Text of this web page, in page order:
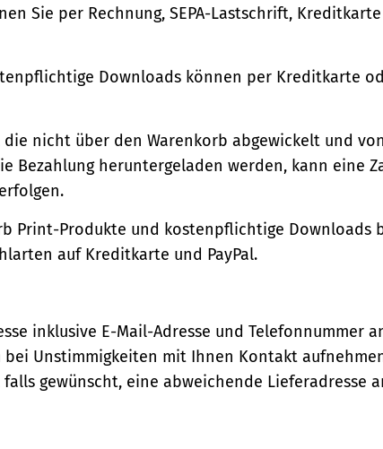
Sie per Rechnung, SEPA-Lastschrift,
Downloads können per Kreditkarte
nicht über den Warenkorb abgewickelt und
Bezahlung heruntergeladen werden, kann eine
Print-Produkte und kostenpflichtige Downloads
auf Kreditkarte und PayPal.
inklusive E-Mail-Adresse und Telefonnummer
Unstimmigkeiten mit Ihnen Kontakt
gewünscht, eine abweichende Lieferadresse